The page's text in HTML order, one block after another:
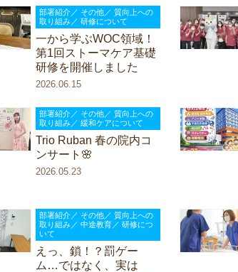
部署紹介／ その他／ 質向上への
取り組み／ 研修について
一から学ぶWOC領域！
第1回ストーマケア基礎
研修を開催しました
2026.06.15
部署紹介／ その他／ 質向上への
取り組み／ 緩和ケアについて
Trio Ruban 春の院内コ
ンサート🌸
2026.05.23
部署紹介／ その他／ 質向上への
取り組み／ 中途教育／ 研修につ
いて
えっ、鎖！？罰ゲー
ム…ではなく、実は